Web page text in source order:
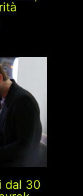
dal 30